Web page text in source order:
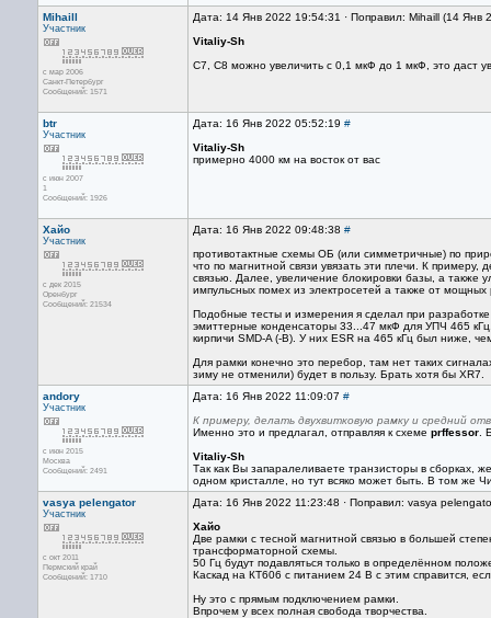
Mihaill
Участник
с мар 2006
Санкт-Петербург
Сообщений: 1571
Дата: 14 Янв 2022 19:54:31 · Поправил: Mihaill (14 Янв
Vitaliy-Sh
C7, C8 можно увеличить с 0,1 мкФ до 1 мкФ, это даст
btr
Участник
с июн 2007
1
Сообщений: 1926
Дата: 16 Янв 2022 05:52:19 #
Vitaliy-Sh
примерно 4000 км на восток от вас
Хайо
Участник
с дек 2015
Оренбург
Сообщений: 21534
Дата: 16 Янв 2022 09:48:38 #
противотактные схемы ОБ (или симметричные) по
что по магнитной связи увязать эти плечи. К
связью. Далее, увеличение блокировки базы, а также
импульсных помех из электросетей а также от мощных
Подобные тесты и измерения я сделал при
эмиттерные конденсаторы 33...47 мкФ для УПЧ 465
кирпичи SMD-A (-B). У них ESR на 465 кГц был ниже,
Для рамки конечно это перебор, там нет таких
зиму не отменили) будет в пользу. Брать хотя бы XR7.
andory
Участник
с июн 2015
Москва
Сообщений: 2491
Дата: 16 Янв 2022 11:09:07 #
К примеру, делать двухвитковую рамку и средний
Именно это и предлагал, отправляя к схеме prffessor .
Vitaliy-Sh
Так как Вы запаралеливаете транзисторы в сборках,
одном кристалле, но тут всяко может быть. В том же
vasya pelengator
Участник
с окт 2011
Пермский край
Сообщений: 1710
Дата: 16 Янв 2022 11:23:48 · Поправил: vasya
Хайо
Две рамки с тесной магнитной связью в большей
трансформаторной схемы.
50 Гц будут подавляться только в определённом
Каскад на КТ606 с питанием 24 В с этим справится,
Ну это с прямым подключением рамки.
Впрочем у всех полная свобода творчества.